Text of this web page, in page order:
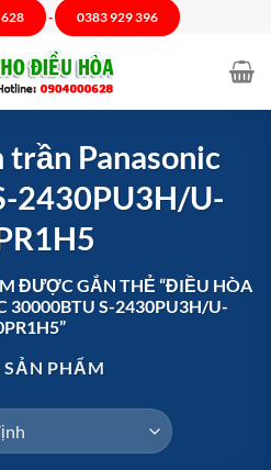
- 0383 929 396
trần Panasonic
2430PU3H/U-
ĐƯỢC GẮN THẺ “ĐIỀU HÒA
30000BTU S-2430PU3H/U-
PHẨM